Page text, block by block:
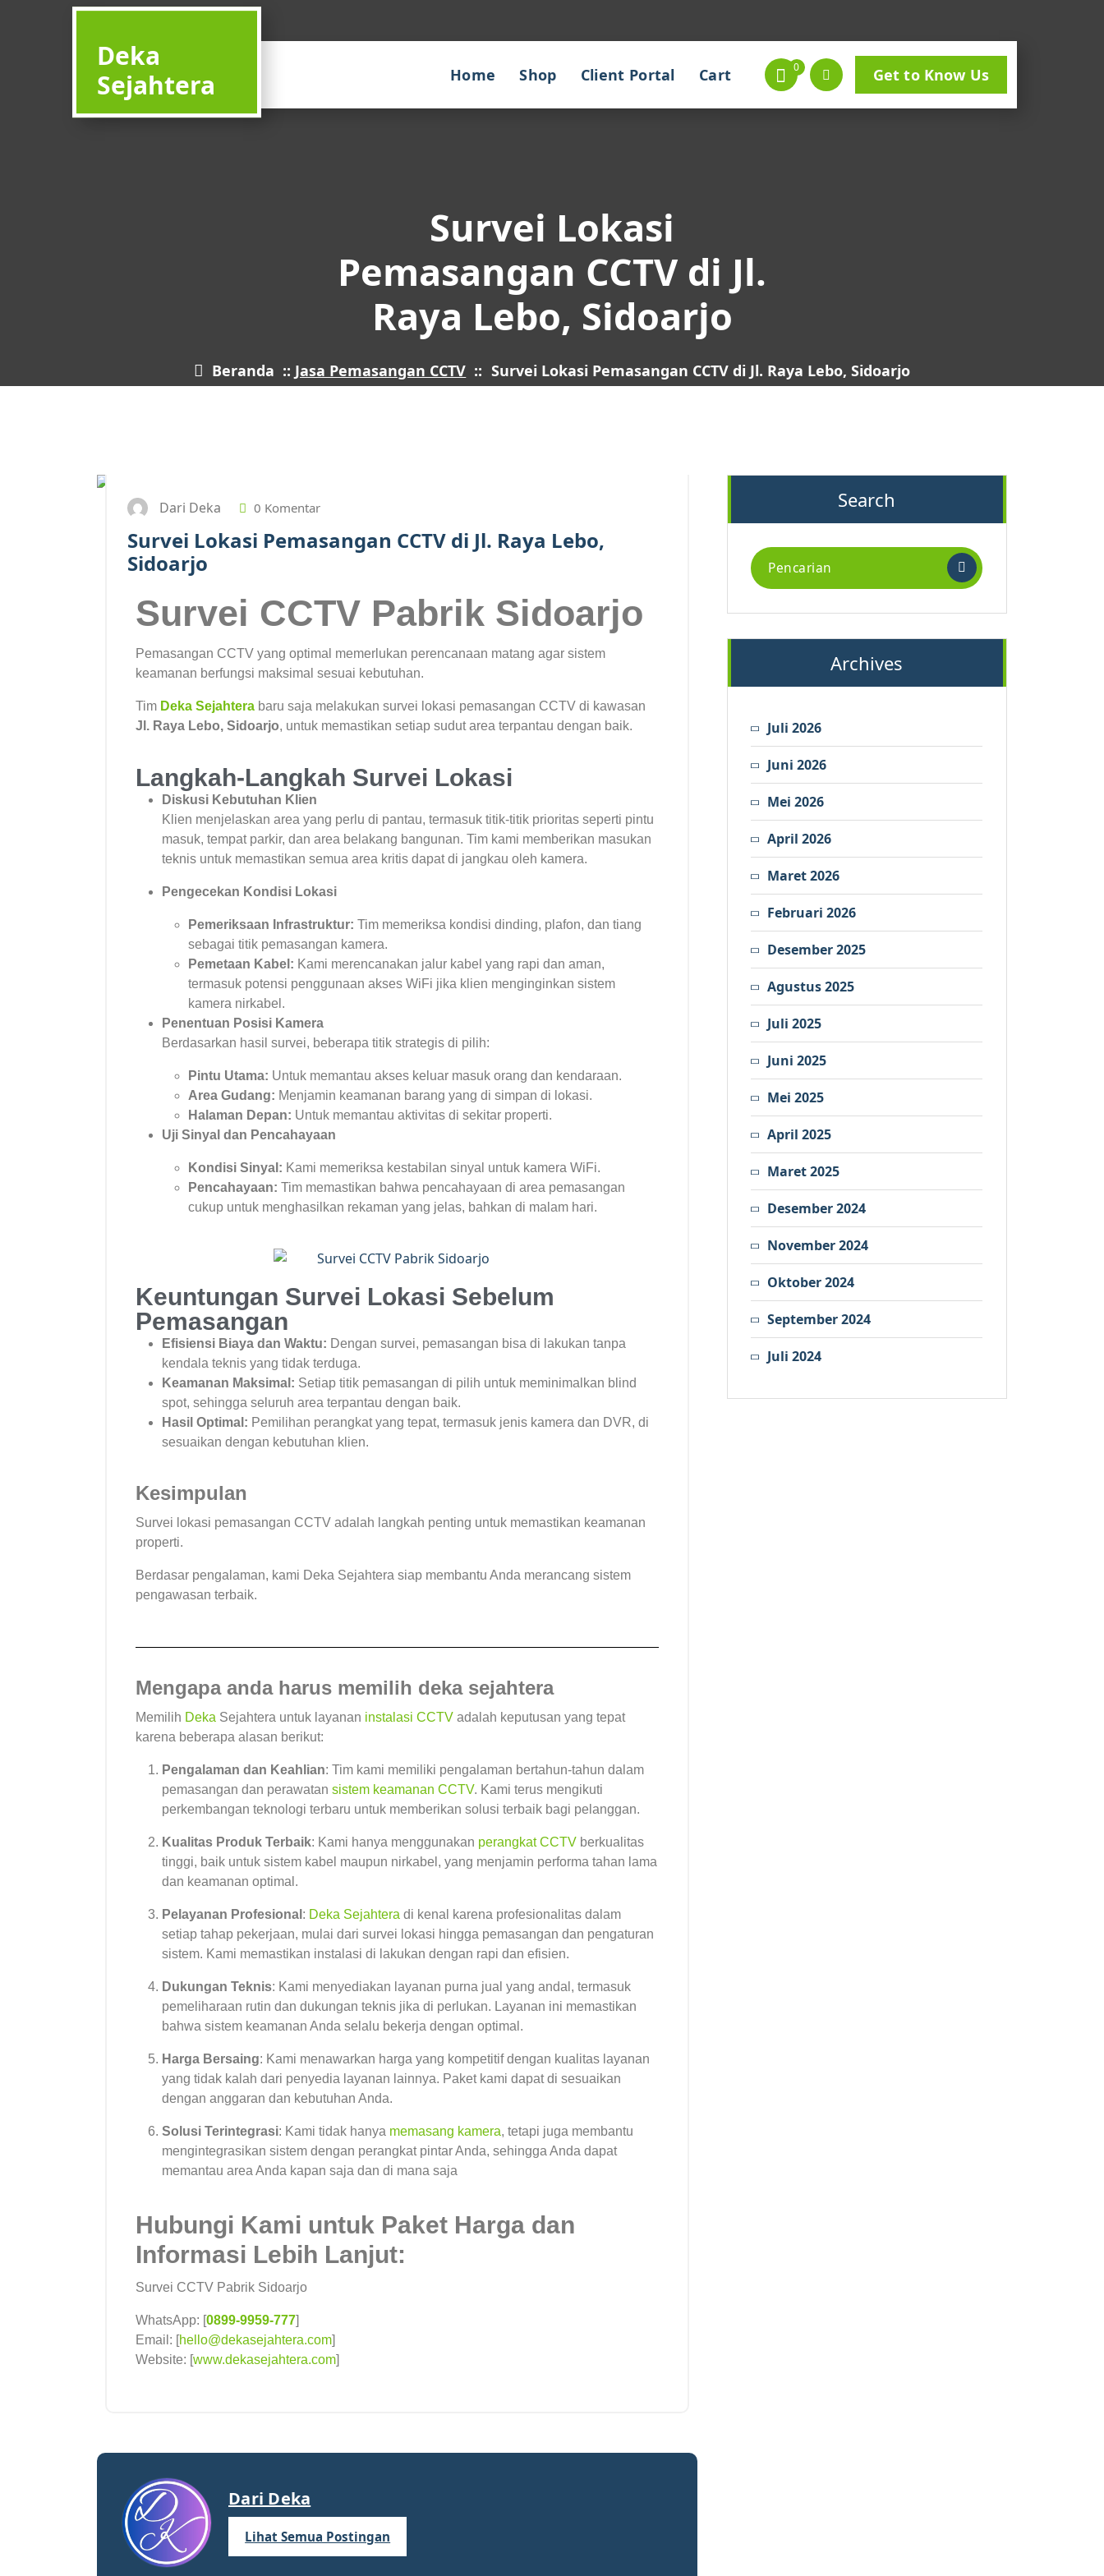
Deka
Sejahtera
Home Shop Client Portal Cart 0 Get to Know Us
Survei Lokasi
Pemasangan CCTV di Jl.
Raya Lebo, Sidoarjo
Beranda :: Jasa Pemasangan CCTV :: Survei Lokasi Pemasangan CCTV di Jl. Raya Lebo, Sidoarjo
Dari Deka 0 Komentar
Survei Lokasi Pemasangan CCTV di Jl. Raya Lebo,
Sidoarjo
Survei CCTV Pabrik Sidoarjo
Pemasangan CCTV yang optimal memerlukan perencanaan matang agar sistem
keamanan berfungsi maksimal sesuai kebutuhan.
Tim Deka Sejahtera baru saja melakukan survei lokasi pemasangan CCTV di kawasan
Jl. Raya Lebo, Sidoarjo, untuk memastikan setiap sudut area terpantau dengan baik.
Langkah-Langkah Survei Lokasi
Diskusi Kebutuhan Klien
Klien menjelaskan area yang perlu di pantau, termasuk titik-titik prioritas seperti pintu
masuk, tempat parkir, dan area belakang bangunan. Tim kami memberikan masukan
teknis untuk memastikan semua area kritis dapat di jangkau oleh kamera.
Pengecekan Kondisi Lokasi
Pemeriksaan Infrastruktur: Tim memeriksa kondisi dinding, plafon, dan tiang
sebagai titik pemasangan kamera.
Pemetaan Kabel: Kami merencanakan jalur kabel yang rapi dan aman,
termasuk potensi penggunaan akses WiFi jika klien menginginkan sistem
kamera nirkabel.
Penentuan Posisi Kamera
Berdasarkan hasil survei, beberapa titik strategis di pilih:
Pintu Utama: Untuk memantau akses keluar masuk orang dan kendaraan.
Area Gudang: Menjamin keamanan barang yang di simpan di lokasi.
Halaman Depan: Untuk memantau aktivitas di sekitar properti.
Uji Sinyal dan Pencahayaan
Kondisi Sinyal: Kami memeriksa kestabilan sinyal untuk kamera WiFi.
Pencahayaan: Tim memastikan bahwa pencahayaan di area pemasangan
cukup untuk menghasilkan rekaman yang jelas, bahkan di malam hari.
Keuntungan Survei Lokasi Sebelum
Pemasangan
Efisiensi Biaya dan Waktu: Dengan survei, pemasangan bisa di lakukan tanpa
kendala teknis yang tidak terduga.
Keamanan Maksimal: Setiap titik pemasangan di pilih untuk meminimalkan blind
spot, sehingga seluruh area terpantau dengan baik.
Hasil Optimal: Pemilihan perangkat yang tepat, termasuk jenis kamera dan DVR, di
sesuaikan dengan kebutuhan klien.
Kesimpulan
Survei lokasi pemasangan CCTV adalah langkah penting untuk memastikan keamanan
properti.
Berdasar pengalaman, kami Deka Sejahtera siap membantu Anda merancang sistem
pengawasan terbaik.
Mengapa anda harus memilih deka sejahtera
Memilih Deka Sejahtera untuk layanan instalasi CCTV adalah keputusan yang tepat
karena beberapa alasan berikut:
Pengalaman dan Keahlian: Tim kami memiliki pengalaman bertahun-tahun dalam
pemasangan dan perawatan sistem keamanan CCTV. Kami terus mengikuti
perkembangan teknologi terbaru untuk memberikan solusi terbaik bagi pelanggan.
Kualitas Produk Terbaik: Kami hanya menggunakan perangkat CCTV berkualitas
tinggi, baik untuk sistem kabel maupun nirkabel, yang menjamin performa tahan lama
dan keamanan optimal.
Pelayanan Profesional : Deka Sejahtera di kenal karena profesionalitas dalam
setiap tahap pekerjaan, mulai dari survei lokasi hingga pemasangan dan pengaturan
sistem. Kami memastikan instalasi di lakukan dengan rapi dan efisien.
Dukungan Teknis: Kami menyediakan layanan purna jual yang andal, termasuk
pemeliharaan rutin dan dukungan teknis jika di perlukan. Layanan ini memastikan
bahwa sistem keamanan Anda selalu bekerja dengan optimal.
Harga Bersaing: Kami menawarkan harga yang kompetitif dengan kualitas layanan
yang tidak kalah dari penyedia layanan lainnya. Paket kami dapat di sesuaikan
dengan anggaran dan kebutuhan Anda.
Solusi Terintegrasi: Kami tidak hanya memasang kamera, tetapi juga membantu
mengintegrasikan sistem dengan perangkat pintar Anda, sehingga Anda dapat
memantau area Anda kapan saja dan di mana saja
Hubungi Kami untuk Paket Harga dan
Informasi Lebih Lanjut:
Survei CCTV Pabrik Sidoarjo
WhatsApp: [0899-9959-777]
Email: [hello@dekasejahtera.com]
Website: [www.dekasejahtera.com]
Dari Deka
Lihat Semua Postingan
Search
Archives
Juli 2026
Juni 2026
Mei 2026
April 2026
Maret 2026
Februari 2026
Desember 2025
Agustus 2025
Juli 2025
Juni 2025
Mei 2025
April 2025
Maret 2025
Desember 2024
November 2024
Oktober 2024
September 2024
Juli 2024